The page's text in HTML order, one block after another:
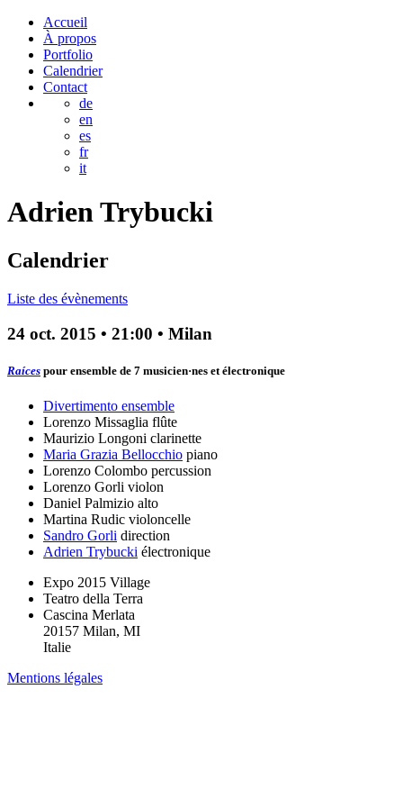
Accueil
À propos
Portfolio
Calendrier
Contact
de
en
es
fr
it
AdrienTrybucki
Calendrier
Liste des évènements
24 oct. 2015 • 21:00 • Milan
Raíces pour ensemble de 7 musicien·nes et électronique
Divertimento ensemble
Lorenzo Missaglia flûte
Maurizio Longoni clarinette
Maria Grazia Bellocchio piano
Lorenzo Colombo percussion
Lorenzo Gorli violon
Daniel Palmizio alto
Martina Rudic violoncelle
Sandro Gorli direction
Adrien Trybucki électronique
Expo 2015 Village
Teatro della Terra
Cascina Merlata
20157 Milan, MI
Italie
Mentions légales